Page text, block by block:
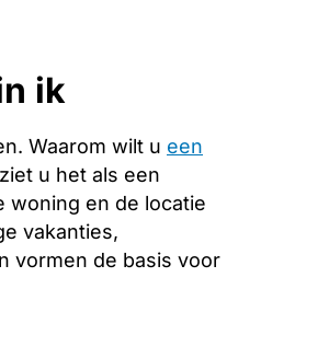
ik
Waarom wilt u een
u het als een
woning en de locatie
vakanties,
vormen de basis voor